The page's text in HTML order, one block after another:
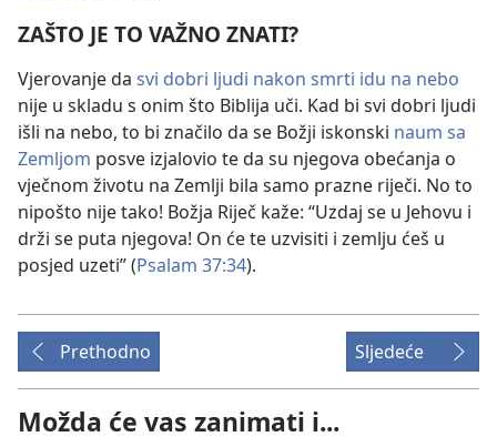
ZAŠTO JE TO VAŽNO ZNATI?
Vjerovanje da svi dobri ljudi nakon smrti idu na nebo
nije u skladu s onim što Biblija uči. Kad bi svi dobri ljudi
išli na nebo, to bi značilo da se Božji iskonski naum sa
Zemljom posve izjalovio te da su njegova obećanja o
vječnom životu na Zemlji bila samo prazne riječi. No to
nipošto nije tako! Božja Riječ kaže: “Uzdaj se u Jehovu i
drži se puta njegova! On će te uzvisiti i zemlju ćeš u
posjed uzeti” (Psalam 37:34).
Prethodno Sljedeće
Možda će vas zanimati i...